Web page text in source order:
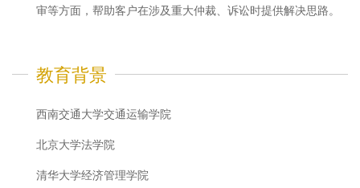
审等方面，帮助客户在涉及重大仲裁、诉讼时提供解决思路。
教育背景
西南交通大学交通运输学院
北京大学法学院
清华大学经济管理学院